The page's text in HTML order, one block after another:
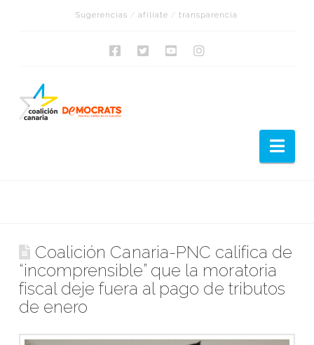
Sugerencias /afíliate /transparencia
Coalición Canaria-PNC califica de
“incomprensible” que la moratoria
fiscal deje fuera al pago de tributos
de enero